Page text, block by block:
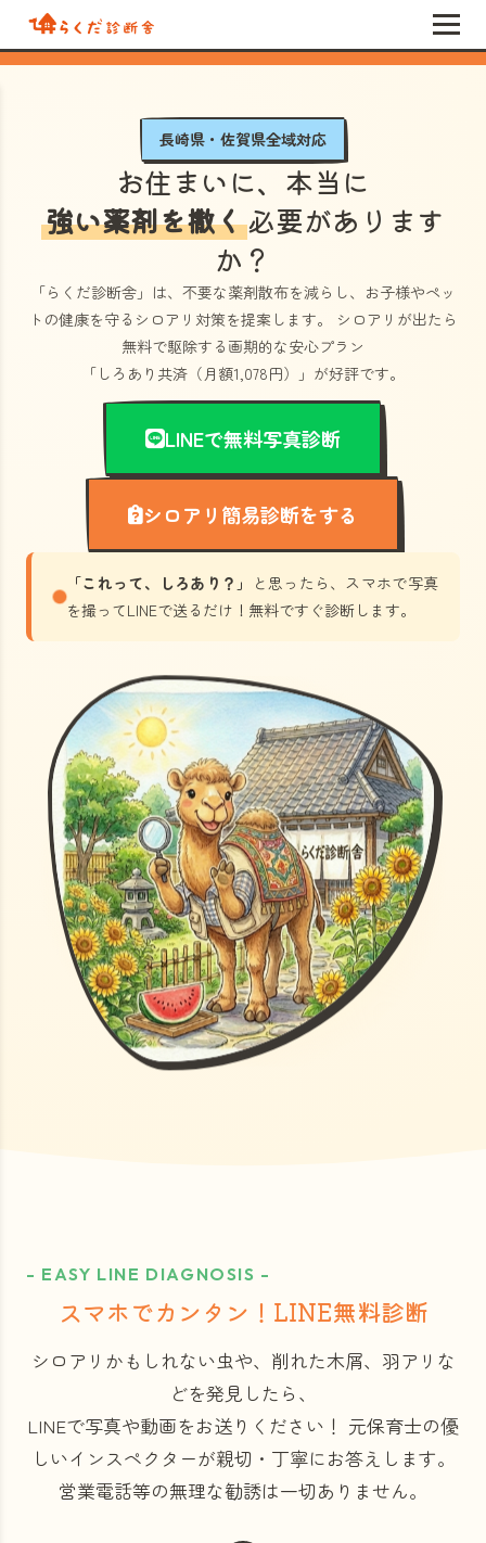
長崎県・佐賀県全域対応
お住まいに、本当に
強い薬剤を撒く必要があります
か？
「らくだ診断舎」 は、不要な薬剤散布を減らし、お子様やペッ
トの健康を守るシロアリ対策を提案します。 シロアリが出たら
無料で駆除する画期的な安心プラン
「しろあり共済（月額1,078円）」 が好評です。
LINEで無料写真診断
シロアリ簡易診断をする
「これって、しろあり？」
と思ったら、スマホで写真
を撮ってLINEで送るだけ！無料ですぐ診断します。
- EASY LINE DIAGNOSIS -
スマホでカンタン！LINE無料診断
シロアリかもしれない虫や、削れた木屑、羽アリな
どを発見したら、
LINEで写真や動画をお送りください！ 元保育士の優
しいインスペクターが親切・丁寧にお答えします。
営業電話等の無理な勧誘は一切ありません。